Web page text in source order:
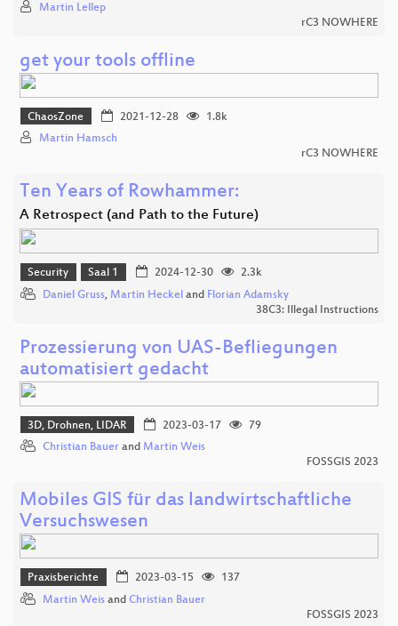
Martin Lellep
rC3 NOWHERE
get your tools offline
ChaosZone 2021-12-28
1.8k
Martin Hamsch
rC3 NOWHERE
Ten Years of Rowhammer:
A Retrospect (and Path to the Future)
Security Saal 1 2024-12-30
2.3k
Daniel Gruss, Martin Heckel and Florian Adamsky
38C3: Illegal Instructions
Prozessierung von UAS-Befliegungen
automatisiert gedacht
3D, Drohnen, LIDAR 2023-03-17
79
Christian Bauer and Martin Weis
FOSSGIS 2023
Mobiles GIS für das landwirtschaftliche
Versuchswesen
Praxisberichte 2023-03-15
137
Martin Weis and Christian Bauer
FOSSGIS 2023